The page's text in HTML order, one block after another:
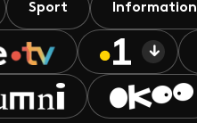
Sport Information